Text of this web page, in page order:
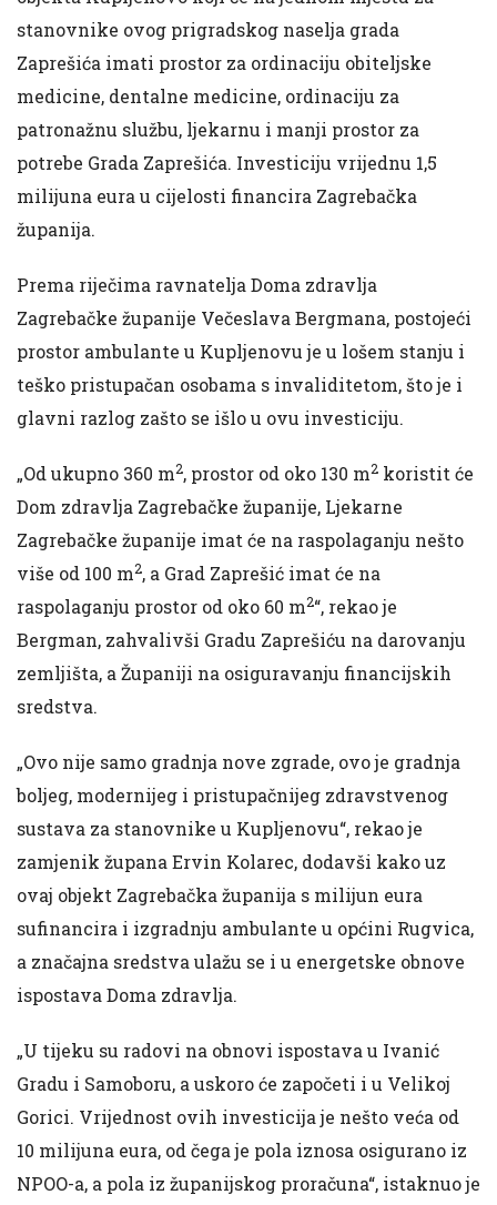
stanovnike ovog prigradskog naselja grada
Zaprešića imati prostor za ordinaciju obiteljske
medicine, dentalne medicine, ordinaciju za
patronažnu službu, ljekarnu i manji prostor za
potrebe Grada Zaprešića. Investiciju vrijednu 1,5
milijuna eura u cijelosti financira Zagrebačka
županija.
Prema riječima ravnatelja Doma zdravlja
Zagrebačke županije Večeslava Bergmana, postojeći
prostor ambulante u Kupljenovu je u lošem stanju i
teško pristupačan osobama s invaliditetom, što je i
glavni razlog zašto se išlo u ovu investiciju.
„Od ukupno 360 m2, prostor od oko 130 m2 koristit će
Dom zdravlja Zagrebačke županije, Ljekarne
Zagrebačke županije imat će na raspolaganju nešto
više od 100 m2, a Grad Zaprešić imat će na
raspolaganju prostor od oko 60 m2“, rekao je
Bergman, zahvalivši Gradu Zaprešiću na darovanju
zemljišta, a Županiji na osiguravanju financijskih
sredstva.
„Ovo nije samo gradnja nove zgrade, ovo je gradnja
boljeg, modernijeg i pristupačnijeg zdravstvenog
sustava za stanovnike u Kupljenovu“, rekao je
zamjenik župana Ervin Kolarec, dodavši kako uz
ovaj objekt Zagrebačka županija s milijun eura
sufinancira i izgradnju ambulante u općini Rugvica,
a značajna sredstva ulažu se i u energetske obnove
ispostava Doma zdravlja.
„U tijeku su radovi na obnovi ispostava u Ivanić
Gradu i Samoboru, a uskoro će započeti i u Velikoj
Gorici. Vrijednost ovih investicija je nešto veća od
10 milijuna eura, od čega je pola iznosa osigurano iz
NPOO-a, a pola iz županijskog proračuna“, istaknuo je